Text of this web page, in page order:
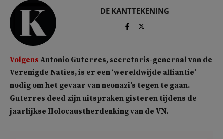
DE KANTTEKENING
Volgens Antonio Guterres, secretaris-generaal van de
Verenigde Naties, is er een ‘wereldwijde alliantie’
nodig om het gevaar van neonazi’s tegen te gaan.
Guterres deed zijn uitspraken gisteren tijdens de
jaarlijkse Holocaustherdenking van de VN.